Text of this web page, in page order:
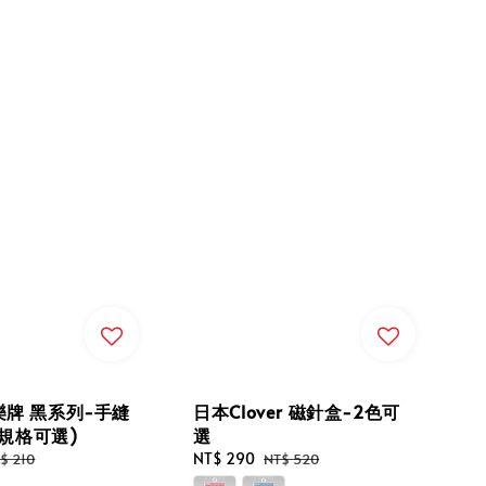
牌 黑系列-手縫
格可選)
210
日本Clover 磁針盒-2色可
選
Sale
price
NT$ 290 Regular
price
NT$ 520